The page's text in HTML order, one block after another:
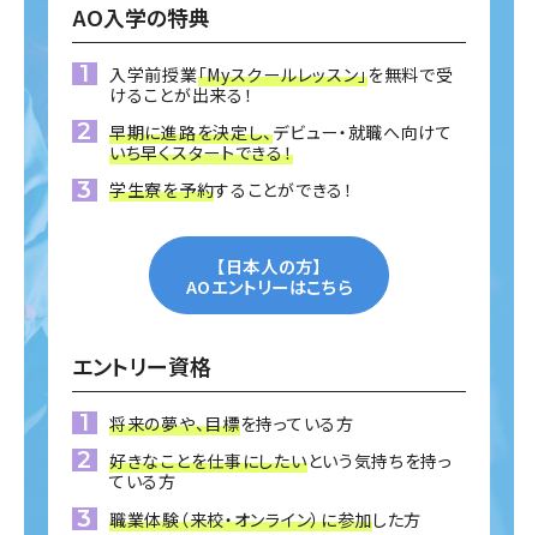
AO入学の特典
入学前授業「Myスクールレッスン」を無料で受
けることが出来る！
早期に進路を決定し、デビュー・就職へ向けて
いち早くスタートできる！
学生寮を予約することができる！
【日本人の方】
AOエントリーはこちら
エントリー資格
将来の夢や、目標を持っている方
好きなことを仕事にしたいという気持ちを持っ
ている方
職業体験（来校・オンライン）に参加した方